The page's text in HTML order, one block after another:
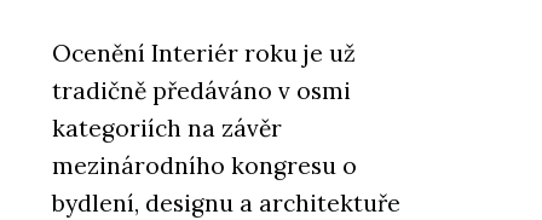
Ocenění Interiér roku je už
tradičně předáváno v osmi
kategoriích na závěr
mezinárodního kongresu o
bydlení, designu a architektuře